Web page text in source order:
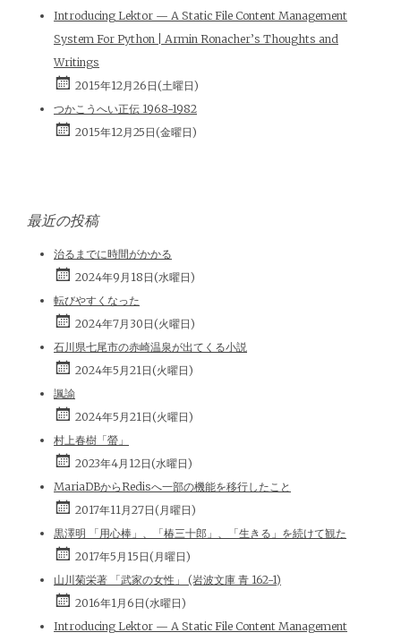
Introducing Lektor — A Static File Content Management
System For Python | Armin Ronacher’s Thoughts and
Writings
2015年12月26日(土曜日)
つかこうへい正伝 1968-1982
2015年12月25日(金曜日)
最近の投稿
治るまでに時間がかかる
2024年9月18日(水曜日)
転びやすくなった
2024年7月30日(火曜日)
石川県七尾市の赤崎温泉が出てくる小説
2024年5月21日(火曜日)
諷諭
2024年5月21日(火曜日)
村上春樹「螢」
2023年4月12日(水曜日)
MariaDBからRedisへ一部の機能を移行したこと
2017年11月27日(月曜日)
黒澤明 「用心棒」、「椿三十郎」、「生きる」を続けて観た
2017年5月15日(月曜日)
山川菊栄著 「武家の女性」 (岩波文庫 青 162-1)
2016年1月6日(水曜日)
Introducing Lektor — A Static File Content Management